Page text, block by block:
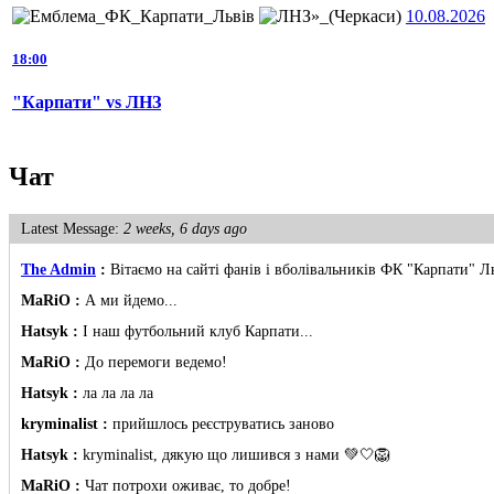
10.08.2026
18:00
"Карпати" vs ЛНЗ
Чат
Latest Message: 2 weeks, 6 days ago
The Admin : Вітаємо на сайті фанів і вболівальників ФК "Карпати"
MaRiO : А ми йдемо...
Hatsyk : І наш футбольний клуб Карпати...
MaRiO : До перемоги ведемо!
Hatsyk : ла ла ла ла
kryminalist : прийшлось реєструватись заново
Hatsyk : kryminalist, дякую що лишився з нами 💚🤍🦁
MaRiO : Чат потрохи оживає, то добре!